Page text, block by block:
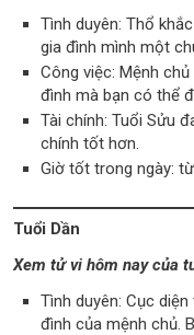
Tình duyên: Thổ
gia đình mình một
Công việc: Mệnh
đình mà bạn có thể
Tài chính: Tuổi Sửu
chính tốt hơn.
Giờ tốt trong ngày:
Tuổi Dần
Xem tử vi hôm nay của
Tình duyên: Cục
đình của mệnh chủ.